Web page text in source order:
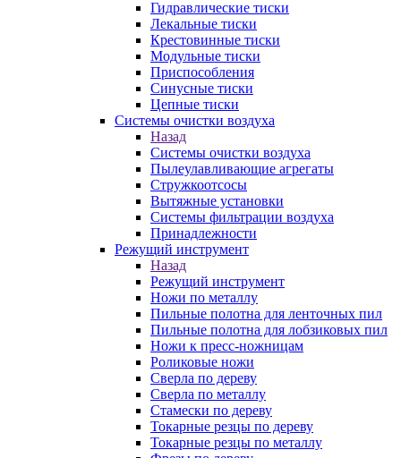
Гидравлические тиски
Лекальные тиски
Крестовинные тиски
Модульные тиски
Приспособления
Синусные тиски
Цепные тиски
Системы очистки воздуха
Назад
Системы очистки воздуха
Пылеулавливающие агрегаты
Стружкоотсосы
Вытяжные установки
Системы фильтрации воздуха
Принадлежности
Режущий инструмент
Назад
Режущий инструмент
Ножи по металлу
Пильные полотна для ленточных пил
Пильные полотна для лобзиковых пил
Ножи к пресс-ножницам
Роликовые ножи
Сверла по дереву
Сверла по металлу
Стамески по дереву
Токарные резцы по дереву
Токарные резцы по металлу